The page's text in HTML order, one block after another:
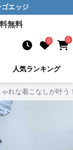
ゴエッジ
無料
0 0
人気ランキング
れな着こなしが叶